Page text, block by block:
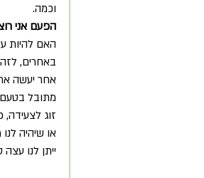
וכמה.
הפעם אני
האם להיות
באחרים, לזה
אחר יעשה
מתובל בטעם
זוג
או שיהיה
ייתן לנו